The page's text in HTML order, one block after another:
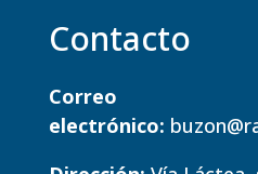
Contacto
Correo
electrónico: